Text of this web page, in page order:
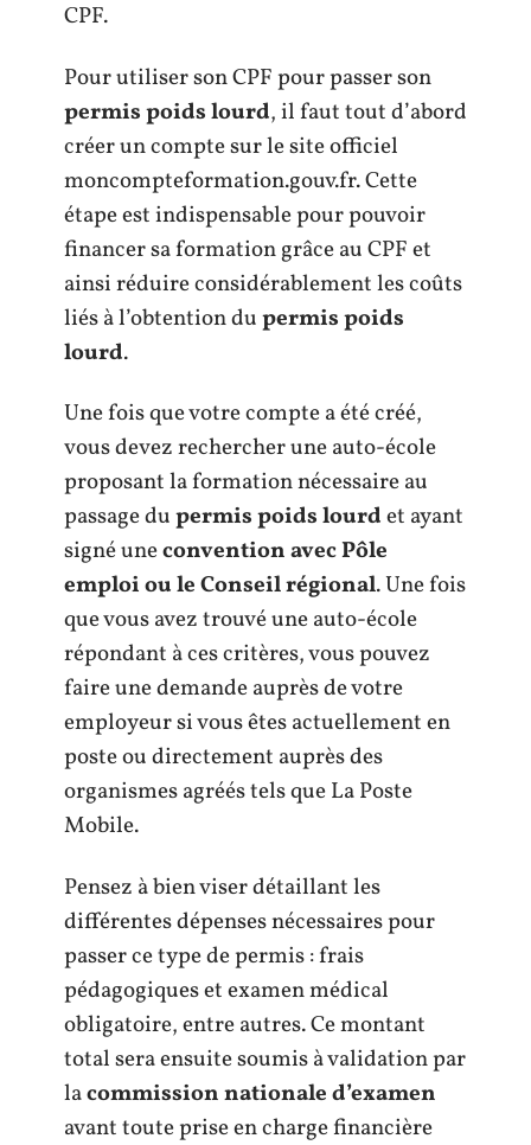
CPF.
Pour utiliser son CPF pour passer son
permis poids lourd, il faut tout d’abord
créer un compte sur le site officiel
moncompteformation.gouv.fr. Cette
étape est indispensable pour pouvoir
financer sa formation grâce au CPF et
ainsi réduire considérablement les coûts
liés à l’obtention dupermis poids
lourd.
Une fois que votre compte a été créé,
vous devez rechercher une auto-école
proposant la formation nécessaire au
passage dupermis poids lourdet ayant
signé uneconvention avec Pôle
emploi ou le Conseil régional. Une fois
que vous avez trouvé une auto-école
répondant à ces critères, vous pouvez
faire une demande auprès de votre
employeur si vous êtes actuellement en
poste ou directement auprès des
organismes agréés tels que La Poste
Mobile.
Pensez à bien viser détaillant les
différentes dépenses nécessaires pour
passer ce type de permis : frais
pédagogiques et examen médical
obligatoire, entre autres. Ce montant
total sera ensuite soumis à validation par
lacommission nationale d’examen
avant toute prise en charge financière